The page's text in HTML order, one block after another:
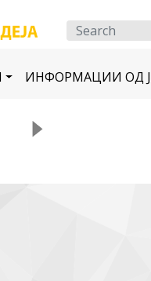
ИНФОРМАЦИИ ОД